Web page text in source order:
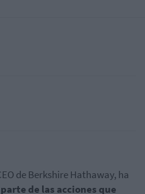
de Berkshire Hathaway, ha
de las acciones que